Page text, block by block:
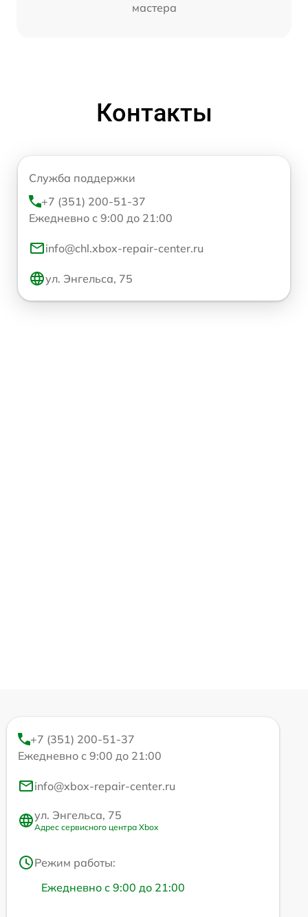
мастера
Контакты
Служба поддержки
+7 (351) 200-51-37
Ежедневно с 9:00 до 21:00
info@chl.xbox-repair-center.ru
ул. Энгельса, 75
+7 (351) 200-51-37
Ежедневно с 9:00 до 21:00
info@xbox-repair-center.ru
ул. Энгельса, 75
Адрес сервисного центра Xbox
Режим работы:
Ежедневно с 9:00 до 21:00